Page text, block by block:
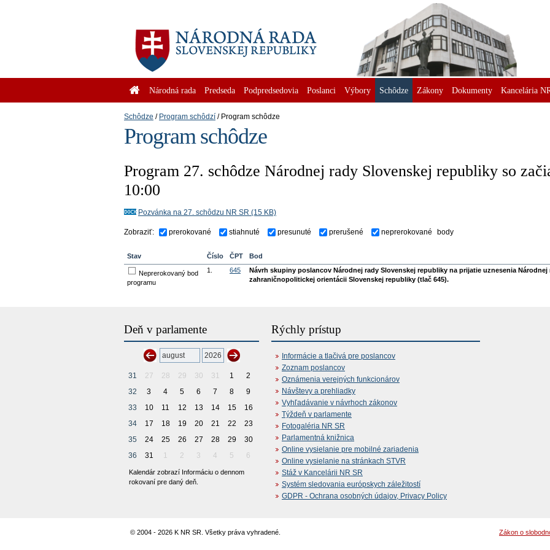
Národná rada Predseda Podpredsedovia Poslanci Výbory Schôdze Zákony Dokumenty Kancelária
Schôdze Program schôdzí Program schôdze
Program schôdze
Program 27. schôdze Národnej rady Slovenskej republiky so
10:00
Pozvánka na 27. schôdzu NR SR (15 KB)
Zobraziť: prerokované stiahnuté presunuté prerušené neprerokované body
Stav Číslo ČPT Bod
Neprerokovaný bod
programu
1. 645
Návrh skupiny poslancov Národnej rady Slovenskej republiky na prijatie uznesenia
zahraničnopolitickej orientácii Slovenskej republiky (tlač 645).
Deň v parlamente
31 27 28 29 30 31 1
2
32
3 4 5 6 7 8
9
33
10 11 12 13 14 15
16
34
17 18 19 20 21 22
23
35
24 25 26 27 28 29
30
36
31 1 2 3 4 5 6
Kalendár zobrazí Informáciu o dennom
rokovaní pre daný deň.
Rýchly prístup
Informácie a tlačivá pre poslancov
Zoznam poslancov
Oznámenia verejných funkcionárov
Návštevy a prehliadky
Vyhľadávanie v návrhoch zákonov
Týždeň v parlamente
Fotogaléria NR SR
Parlamentná knižnica
Online vysielanie pre mobilné zariadenia
Online vysielanie na stránkach STVR
Stáž v Kancelárii NR SR
Systém sledovania európskych záležitostí
GDPR - Ochrana osobných údajov, Privacy Policy
© 2004 - 2026 K NR SR. Všetky práva vyhradené. Zákon o